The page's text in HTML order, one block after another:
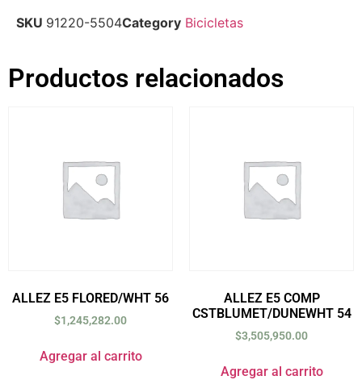
SKU 91220-5504Category Bicicletas
Productos relacionados
ALLEZ E5 FLORED/WHT 56
$1,245,282.00
Agregar al carrito
ALLEZ E5 COMP
CSTBLUMET/DUNEWHT 54
$3,505,950.00
Agregar al carrito